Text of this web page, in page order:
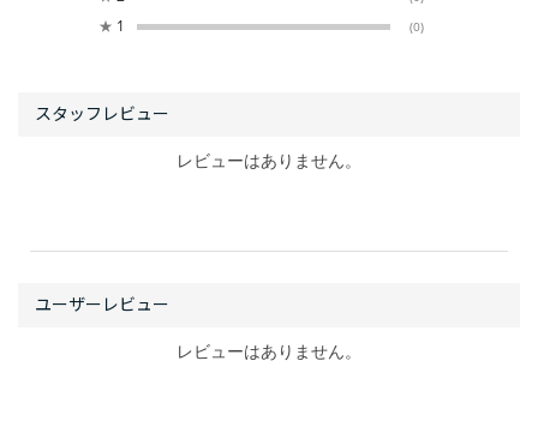
★ 1 (0)
レビューはありません。
レビューはありません。